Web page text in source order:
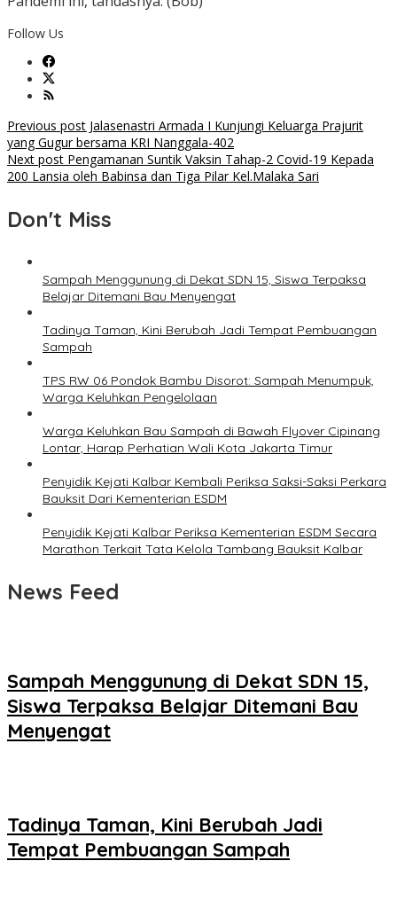
Follow Us
Post
navigation
Previous post Jalasenastri Armada I Kunjungi Keluarga Prajurit
yang Gugur bersama KRI Nanggala-402
Next post Pengamanan Suntik Vaksin Tahap-2 Covid-19 Kepada
200 Lansia oleh Babinsa dan Tiga Pilar Kel.Malaka Sari
Don't Miss
Sampah Menggunung di Dekat SDN 15, Siswa Terpaksa
Belajar Ditemani Bau Menyengat
Tadinya Taman, Kini Berubah Jadi Tempat Pembuangan
Sampah
TPS RW 06 Pondok Bambu Disorot: Sampah Menumpuk,
Warga Keluhkan Pengelolaan
Warga Keluhkan Bau Sampah di Bawah Flyover Cipinang
Lontar, Harap Perhatian Wali Kota Jakarta Timur
Penyidik Kejati Kalbar Kembali Periksa Saksi-Saksi Perkara
Bauksit Dari Kementerian ESDM
Penyidik Kejati Kalbar Periksa Kementerian ESDM Secara
Marathon Terkait Tata Kelola Tambang Bauksit Kalbar
News Feed
Sampah Menggunung di Dekat SDN 15,
Siswa Terpaksa Belajar Ditemani Bau
Menyengat
Tadinya Taman, Kini Berubah Jadi
Tempat Pembuangan Sampah